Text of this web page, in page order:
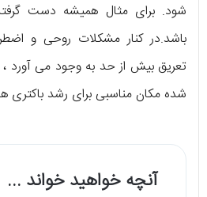
شود. برای مثال همیشه دست
باشد.در کنار مشکلات روحی و
تعریق بیش از حد به وجود می
شده مکان مناسبی برای رشد باکتری
آنچه خواهید خواند ...